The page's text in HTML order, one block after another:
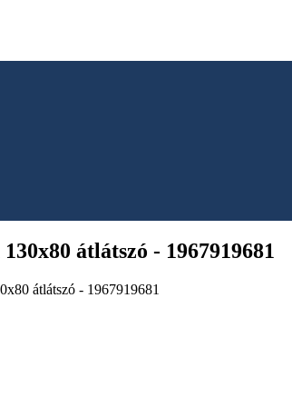
átlátszó - 1967919681
átlátszó - 1967919681